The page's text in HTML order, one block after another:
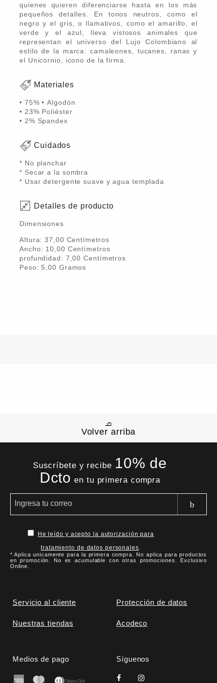
quienes quieren diferenciarse hasta en los más
pequeños detalles. En tonos neutros, como el
negro y el gris, o llamativos, como el amarillo, el
verde y el azul, lleva vistosos animales que
representan el universo del Lujo Colombiano al
estilo de la marca: camaleones, tucanes, ranas y
el Unicornio, icono de la firma.
Materiales
• 75% • Algodón
• 23% Poliéster
• 2% Spandex
Cuidados
* No planchar
* Secar a la sombra
* Usar detergente suave y agua templada
Detalles de producto
Dimensiones
Altura:37,00 Centímetros
Ancho: 10,00 Centímetros
profundidad: 7,00 Centímetros
Peso: 5,00 Gramos
Volver arriba
Suscríbete y recibe 10% de
Dcto en tu primera compra
He leído y acepto la autorización para
tratamiento de datos personales.
* Aplica unicamente para la primera compra. No aplica para productos
en promoción. No es acumulable con otras promociones. Exclusivo
Online.
Servicio al cliente Protección de datos
Nuestras tiendas Acodeco
Medios de pago Síguenos